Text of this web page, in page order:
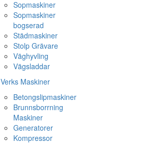
Sopmaskiner
Sopmaskiner
bogserad
Städmaskiner
Stolp Grävare
Väghyvling
Vägsladdar
Verks Maskiner
Betongslipmaskiner
Brunnsborrning
Maskiner
Generatorer
Kompressor